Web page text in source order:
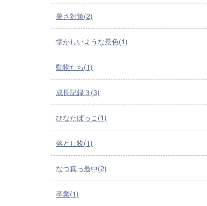
暑さ対策(2)
懐かしいような景色(1)
動物たち(1)
成長記録３(3)
ひなたぼっこ(1)
落とし物(1)
なつ真っ最中(2)
卒業(1)